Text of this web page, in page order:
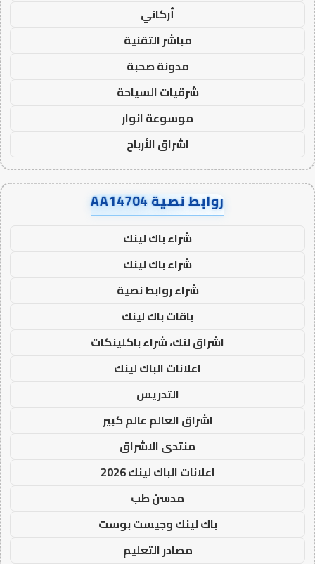
أركاني
مباشر التقنية
مدونة صحبة
شرقيات السياحة
موسوعة انوار
اشراق الأرباح
روابط نصية AA14704
شراء باك لينك
شراء باك لينك
شراء روابط نصية
باقات باك لينك
اشراق لنك، شراء باكلينكات
اعلانات الباك لينك
التدريس
اشراق العالم عالم كبير
منتدى الاشراق
اعلانات الباك لينك 2026
مدسن طب
باك لينك وجيست بوست
مصادر التعليم